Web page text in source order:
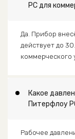
РС для
Да. Прибор
действует до
коммерческого
Какое
Питерфлоу
Рабочее